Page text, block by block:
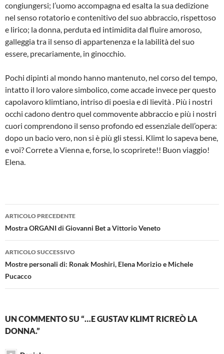
congiungersi; l’uomo accompagna ed esalta la sua dedizione
nel senso rotatorio e contenitivo del suo abbraccio, rispettoso
e lirico; la donna, perduta ed intimidita dal fluire amoroso,
galleggia tra il senso di appartenenza e la labilità del suo
essere, precariamente, in ginocchio.
Pochi dipinti al mondo hanno mantenuto, nel corso del tempo,
intatto il loro valore simbolico, come accade invece per questo
capolavoro klimtiano, intriso di poesia e di lievità . Più i nostri
occhi cadono dentro quel commovente abbraccio e più i nostri
cuori comprendono il senso profondo ed essenziale dell’opera:
dopo un bacio vero, non si è più gli stessi. Klimt lo sapeva bene,
e voi? Correte a Vienna e, forse, lo scoprirete!! Buon viaggio!
Elena.
Navigazione
articolo
ARTICOLO PRECEDENTE
Mostra ORGANI di Giovanni Bet a Vittorio Veneto
ARTICOLO SUCCESSIVO
Mostre personali di: Ronak Moshiri, Elena Morizio e Michele
Pucacco
UN COMMENTO SU “…E GUSTAV KLIMT RICREÒ LA
DONNA.”